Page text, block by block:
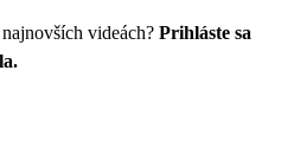
videách? Prihláste sa